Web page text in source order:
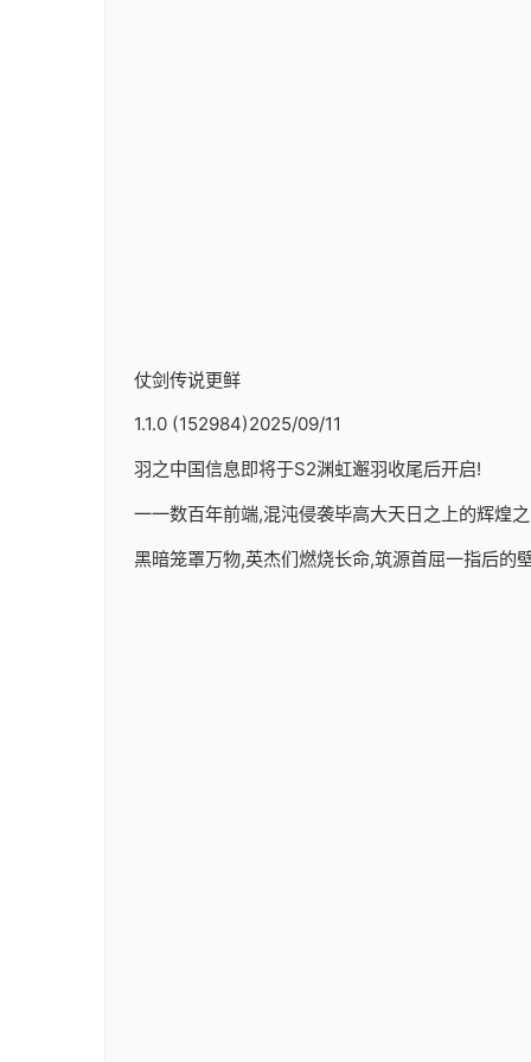
仗剑传说更鲜
1.1.0 (152984)2025/09/11
羽之中国信息即将于S2渊虹邂羽收尾后开启!
一一数百年前端,混沌侵袭毕高大天日之上的辉煌
黑暗笼罩万物,英杰们燃烧长命,筑源首屈一指后的